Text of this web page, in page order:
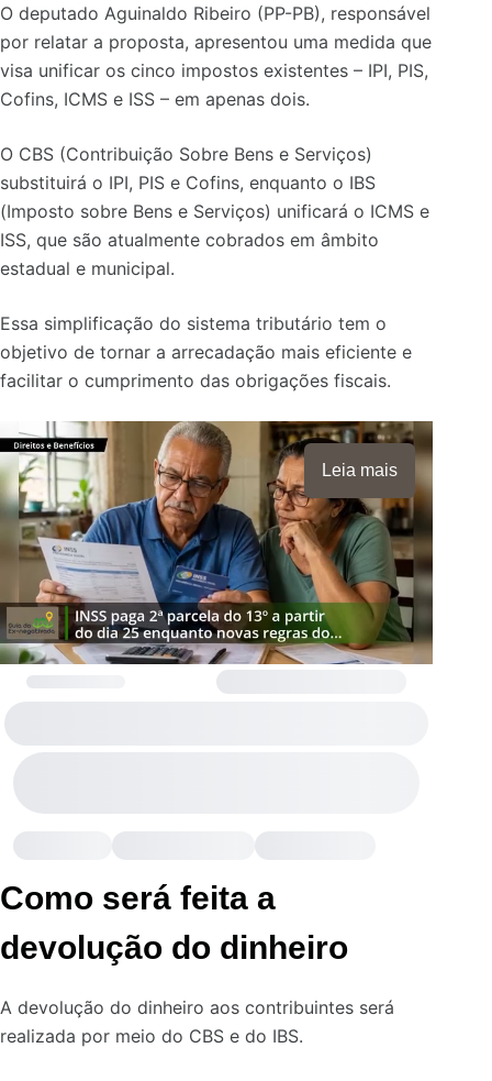
O deputado Aguinaldo Ribeiro (PP-PB), responsável
por relatar a proposta, apresentou uma medida que
visa unificar os cinco impostos existentes – IPI, PIS,
Cofins, ICMS e ISS – em apenas dois.
O CBS (Contribuição Sobre Bens e Serviços)
substituirá o IPI, PIS e Cofins, enquanto o IBS
(Imposto sobre Bens e Serviços) unificará o ICMS e
ISS, que são atualmente cobrados em âmbito
estadual e municipal.
Essa simplificação do sistema tributário tem o
objetivo de tornar a arrecadação mais eficiente e
facilitar o cumprimento das obrigações fiscais.
Leia mais
Como será feita a
devolução do dinheiro
A devolução do dinheiro aos contribuintes será
realizada por meio do CBS e do IBS.